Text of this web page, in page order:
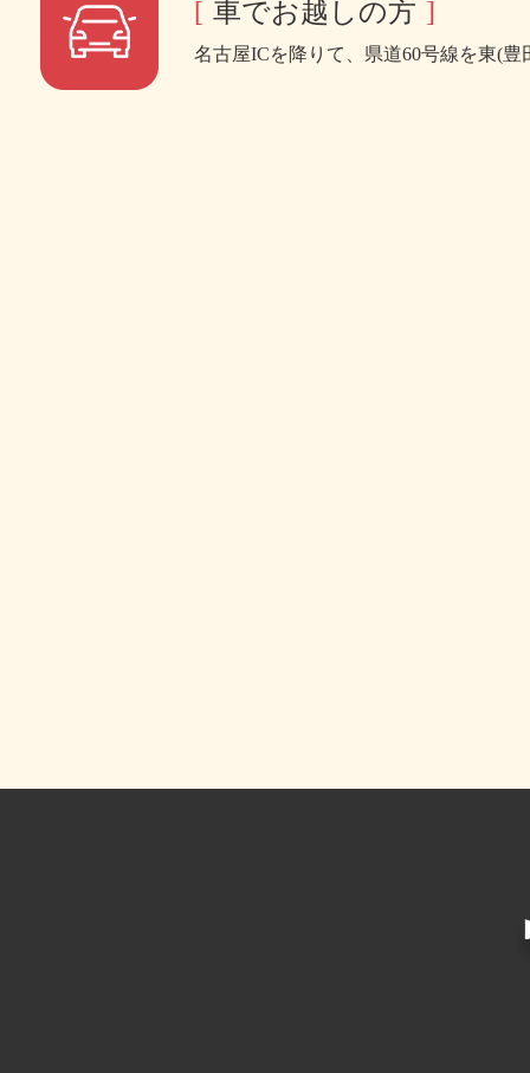
車でお越しの方
名古屋ICを降りて、県道60号線を東(豊